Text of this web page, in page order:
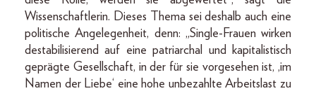
Wissenschaftlerin. Dieses Thema sei deshalb auch eine
politische Angelegenheit, denn: „Single-Frauen wirken
destabilisierend auf eine patriarchal und kapitalistisch
geprägte Gesellschaft, in der für sie vorgesehen ist, ‚im
Namen der Liebe‘ eine hohe unbezahlte Arbeitslast zu